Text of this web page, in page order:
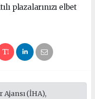
plazalarınızı elbet
Ajansı (İHA),